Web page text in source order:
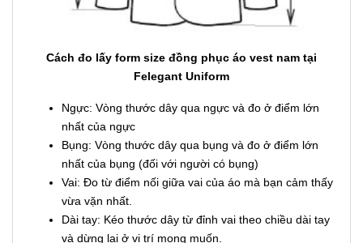
Cách đo lấy form size đồng phục áo vest nam tại
Felegant Uniform
Ngực: Vòng thước dây qua ngực và đo ở điểm lớn
nhất của ngực
Bụng: Vòng thước dây qua bụng và đo ở điểm lớn
nhất của bụng (đối với người có bụng)
Vai: Đo từ điểm nối giữa vai của áo mà bạn cảm thấy
vừa vặn nhất.
Dài tay: Kéo thước dây từ đỉnh vai theo chiều dài tay
và dừng lại ở vị trí mong muốn.